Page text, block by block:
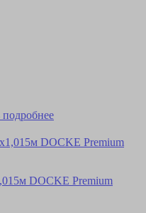
подробнее
DOCKE Premium